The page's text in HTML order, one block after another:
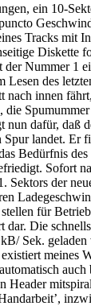
ein 10-
Tracks mit
Diskette
der Nummer 1
Lesen des
nach innen
die
nun dafür, daß
Spur landet. Er
Bedürfnis
Sofort
Sektors der
für
dar. Die
Sek. geladen
meines
auch
Header